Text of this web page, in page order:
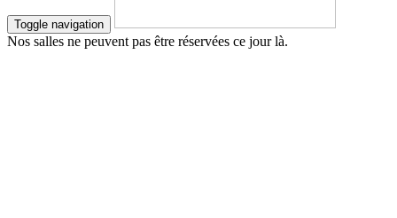
Toggle navigation
Nos salles ne peuvent pas être réservées ce jour là.